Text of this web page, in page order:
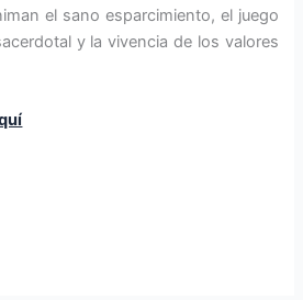
el sano esparcimiento, el juego
y la vivencia de los valores